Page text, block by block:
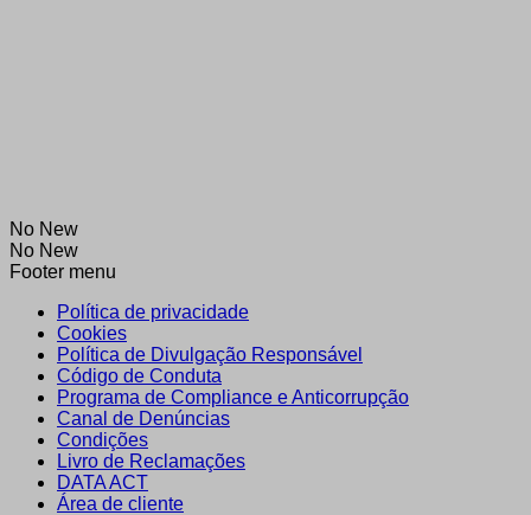
No New
No New
Footer menu
Política de privacidade
Cookies
Política de Divulgação Responsável
Código de Conduta
Programa de Compliance e Anticorrupção
Canal de Denúncias
Condições
Livro de Reclamações
DATA ACT
Área de cliente